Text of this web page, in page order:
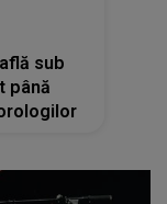
sub
până